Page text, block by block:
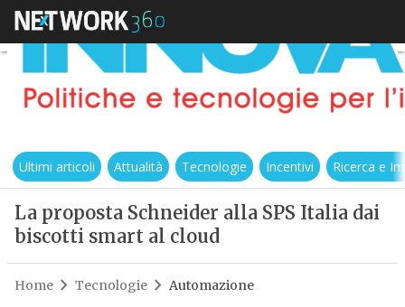
Ultimi articoli Attualità Tecnologie Incentivi Ricerca e
La proposta Schneider alla SPS Italia dai
biscotti smart al cloud
Home Tecnologie Automazione